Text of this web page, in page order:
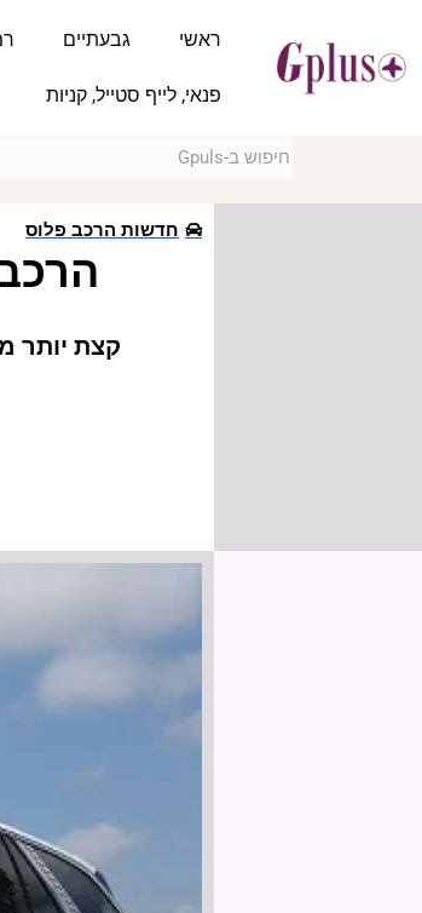
ראשי גבעתיים
פנאי, לייף סטייל, קניות
חדשות הרכב פלוס
קצת יותר מ-268 אלף מכוניות חדשות עלו על כבישי ישראל בשנת 2022 לעומת כ-291